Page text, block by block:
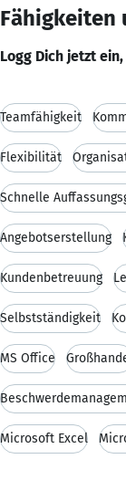
Fähigkeiten
Logg Dich jetzt
Teamfähigkeit
Flexibilität
Schnelle
Angebotserstellung
Kundenbetreuung
Selbstständigkeit
MS Office
Microsoft Excel